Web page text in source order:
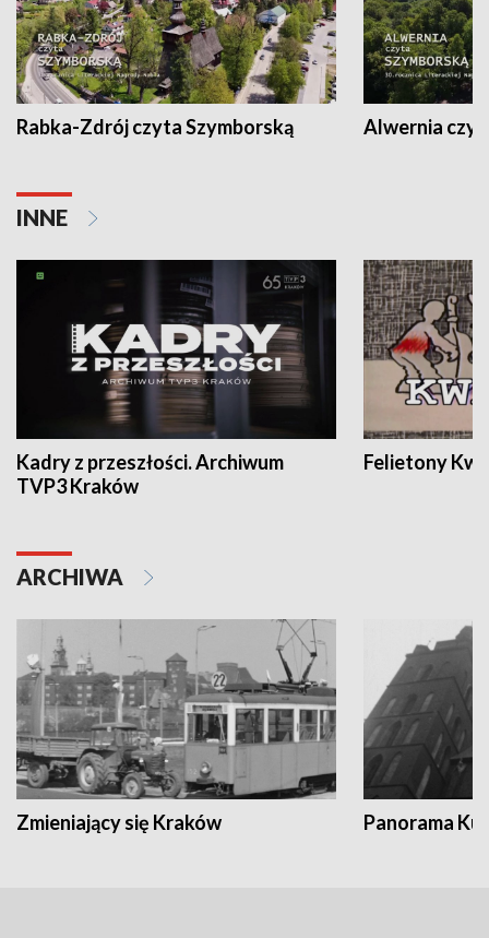
Rabka-Zdrój czyta Szymborską Alwernia
INNE
Kadry z przeszłości. Archiwum
TVP3 Kraków
Felietony
ARCHIWA
Zmieniający się Kraków Panorama